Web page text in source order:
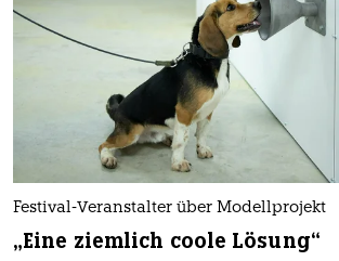
Festival-Veranstalter über Modellprojekt
„Eine ziemlich coole Lösung“